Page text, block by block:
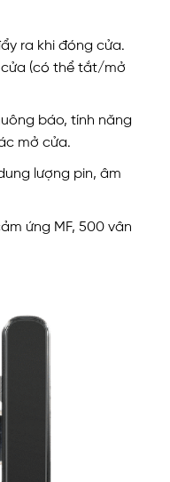
ra khi đóng cửa.
cửa (có thể tắt/mở
báo, tính năng
mở cửa.
lượng pin, âm
ứng MF, 500 vân